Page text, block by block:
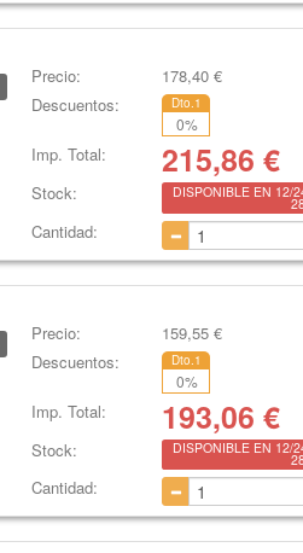
Precio: 178,40 €
Descuentos:
Dto.1
0%
Imp. Total: 215,86 €
Stock: DISPONIBLE EN 12/
Cantidad:
Precio: 159,55 €
Descuentos:
Dto.1
0%
Imp. Total: 193,06 €
Stock: DISPONIBLE EN 12/
Cantidad: